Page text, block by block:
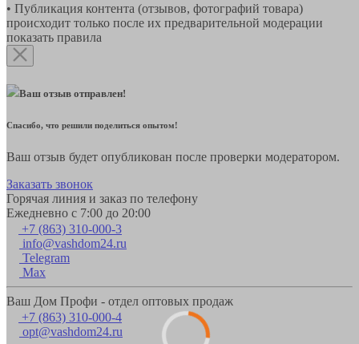
• Публикация контента (отзывов, фотографий товара)
происходит только после их предварительной модерации
показать правила
Ваш отзыв отправлен!
Спасибо, что решили поделиться опытом!
Ваш отзыв будет опубликован после проверки модератором.
Заказать звонок
Горячая линия и заказ по телефону
Ежедневно с 7:00 до 20:00
+7 (863) 310-000-3
info@vashdom24.ru
Telegram
Max
Ваш Дом Профи - отдел оптовых продаж
+7 (863) 310-000-4
opt@vashdom24.ru